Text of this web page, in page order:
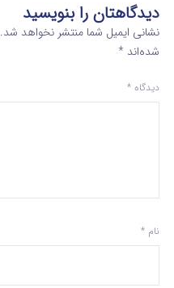
دیدگاهتان را بنویسید
نشانی ایمیل شما منتشر نخواهد شد.
شده‌اند *
دیدگاه *
نام *